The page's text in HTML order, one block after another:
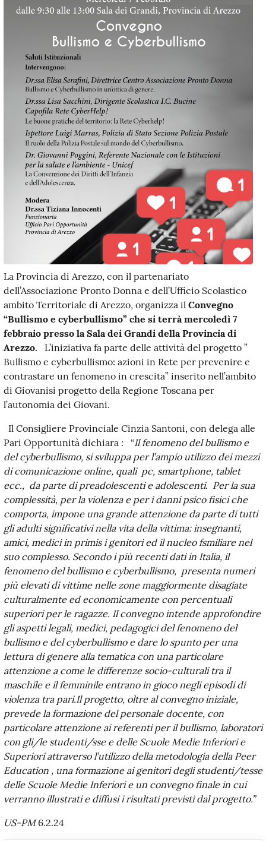
La Provincia di Arezzo, con il partenariato
dell’Associazione Pronto Donna e dell’Ufficio Scolastico
ambito Territoriale di Arezzo, organizza il Convegno
“Bullismo e cyberbullismo” che si terrà mercoledì 7
febbraio presso la Sala dei Grandi della Provincia di
Arezzo. L’iniziativa fa parte delle attività del progetto ”
Bullismo e cyberbullismo: azioni in Rete per prevenire e
contrastare un fenomeno in crescita” inserito nell’ambito
di Giovanisì progetto della Regione Toscana per
l’autonomia dei Giovani.
Il Consigliere Provinciale Cinzia Santoni, con delega alle
Pari Opportunità dichiara : “Il fenomeno del bullismo e
del cyberbullismo, si sviluppa per l’ampio utilizzo dei mezzi
di comunicazione online, quali pc, smartphone, tablet
ecc., da parte di preadolescenti e adolescenti. Per la sua
complessità, per la violenza e per i danni psico fisici che
comporta, impone una grande attenzione da parte di tutti
gli adulti significativi nella vita della vittima: insegnanti,
amici, medici in primis i genitori ed il nucleo fsmiliare nel
suo complesso. Secondo i più recenti dati in Italia, il
fenomeno del bullismo e cyberbullismo, presenta numeri
più elevati di vittime nelle zone maggiormente disagiate
culturalmente ed economicamente con percentuali
superiori per le ragazze. Il convegno intende approfondire
gli aspetti legali, medici, pedagogici del fenomeno del
bullismo e del cyberbullismo e dare lo spunto per una
lettura di genere alla tematica con una particolare
attenzione a come le differenze socio-culturali tra il
maschile e il femminile entrano in gioco negli episodi di
violenza tra pari.Il progetto, oltre al convegno iniziale,
prevede la formazione del personale docente, con
particolare attenzione ai referenti per il bullismo, laboratori
con gli/le studenti/sse e delle Scuole Medie Inferiori e
Superiori attraverso l’utilizzo della metodologia della Peer
Education , una formazione ai genitori degli studenti/tesse
delle Scuole Medie Inferiori e un convegno finale in cui
verranno illustrati e diffusi i risultati previsti dal progetto.”
US-PM6.2.24